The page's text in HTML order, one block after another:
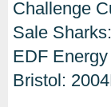
Challenge
Sale
EDF
Bristol: